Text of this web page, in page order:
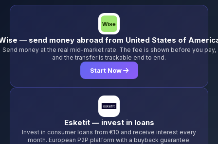
— send money abroad from United States of
Send money at the real mid-market rate. The fee is shown before you pay,
and the transfer is trackable end to end.
Start Now
Esketit — invest in loans
Invest in consumer loans from €10 and receive interest every
month. European P2P platform with a buyback guarantee.